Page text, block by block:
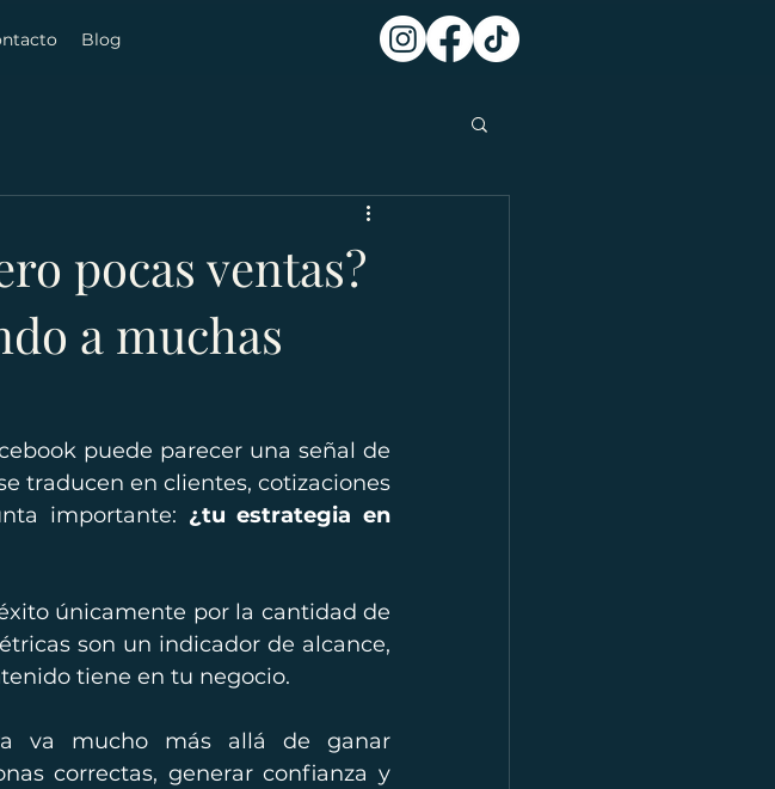
Blog
pocas ventas?
a muchas
puede parecer una señal de
traducen en clientes, cotizaciones
importante: ¿tu estrategia en
únicamente por la cantidad de
son un indicador de alcance,
tiene en tu negocio.
va mucho más allá de ganar
correctas, generar confianza y